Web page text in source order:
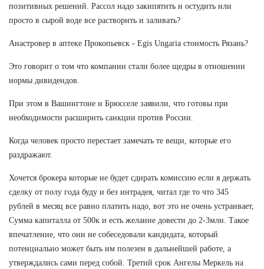
позитивных решений. Рассол надо закипятить и остудить или
просто в сырой воде все растворить и заливать?
Анастровер в аптеке Прокопьевск - Egis Ungaria стоимость Рязань?
Это говорит о том что компании стали более щедры в отношении
нормы дивидендов.
При этом в Вашингтоне и Брюсселе заявили, что готовы при
необходимости расширить санкции против России.
Когда человек просто перестает замечать те вещи, которые его
раздражают.
Хочется брокера которые не будет сдирать комиссию если я держать
сделку от полу года буду и без интрадея, читал где то что 345
рублей в месяц все равно платить надо, вот это не очень устраивает,
Сумма капиталла от 500к и есть желание довести до 2-3млн. Такое
впечатление, что они не собеседовали кандидата, который
потенциально может быть им полезен в дальнейшей работе, а
утверждались сами перед собой. Третий срок Ангелы Меркель на